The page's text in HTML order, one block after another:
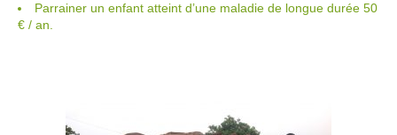
Parrainer un enfant atteint d’une maladie de longue durée 50
€ / an.